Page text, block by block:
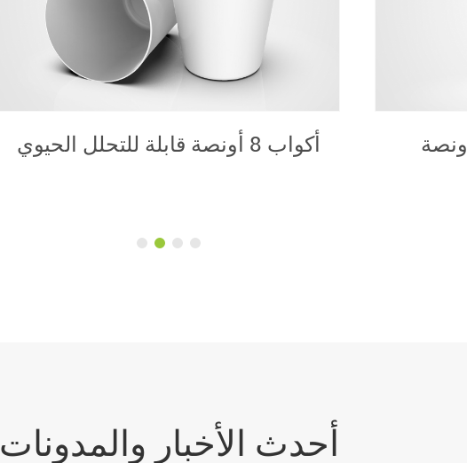
أكواب قابلة للتحلل 16 أونصة
أحدث الأخبار والمدونات